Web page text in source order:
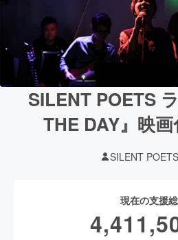
SILENT POETS
THE DAY』映
SILENT POETS
現在の支援